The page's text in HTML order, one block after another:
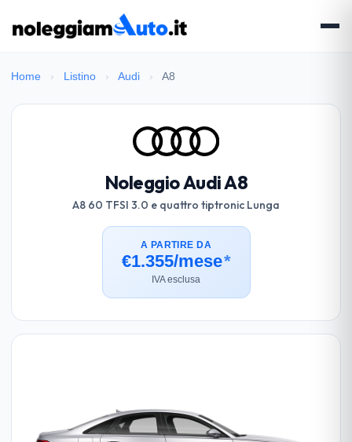
Home › Listino › Audi › A8
Noleggio Audi A8
A8 60 TFSI 3.0 e quattro tiptronic Lunga
A PARTIRE DA
€1.355/mese*
IVA esclusa